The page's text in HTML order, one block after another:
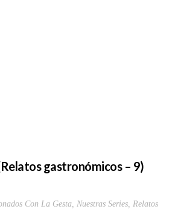
gastronómicos – 9)
Con La Gesta, Nuestras Series, Relatos